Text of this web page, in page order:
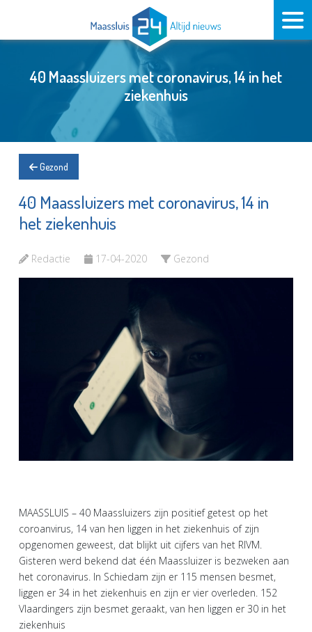
40 Maassluizers met coronavirus, 14 in het
ziekenhuis
Gezond
40 Maassluizers met coronavirus, 14 in
het ziekenhuis
Redactie 17-04-2020 Gezond
MAASSLUIS – 40 Maassluizers zijn positief getest op het
coroanvirus, 14 van hen liggen in het ziekenhuis of zijn
opgenomen geweest, dat blijkt uit cijfers van het RIVM.
Gisteren werd bekend dat één Maassluizer is bezweken aan
het coronavirus. In Schiedam zijn er 115 mensen besmet,
liggen er 34 in het ziekenhuis en zijn er vier overleden. 152
Vlaardingers zijn besmet geraakt, van hen liggen er 30 in het
ziekenhuis